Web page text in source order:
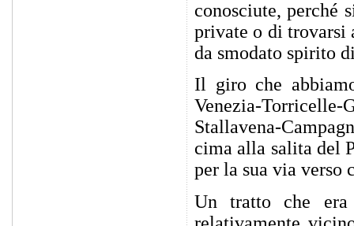
conosciute, perché
private o di trovarsi
da smodato spirito
Il giro che
Venezia-
Stallavena-
cima alla salita del
per la sua via verso
Un tratto che era